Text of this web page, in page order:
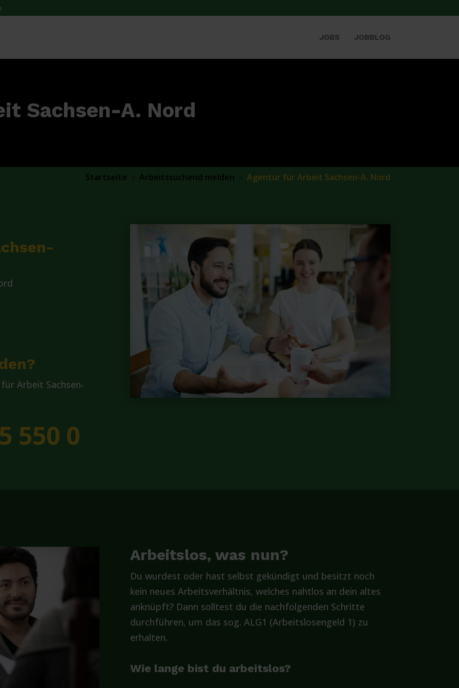
JOBS JOBBLOG
Sachsen-A. Nord
Startseite Arbeitssuchend melden Agentur für Arbeit Sachsen-A. Nord
Arbeit Sachsen-
550 0
Arbeitslos, was nun?
Du wurdest oder hast selbst gekündigt und besitzt noch
kein neues Arbeitsverhältnis, welches nahtlos an dein altes
anknüpft? Dann solltest du die nachfolgenden Schritte
durchführen, um das sog. ALG1 (Arbeitslosengeld 1) zu
erhalten.
Wie lange bist du arbeitslos?